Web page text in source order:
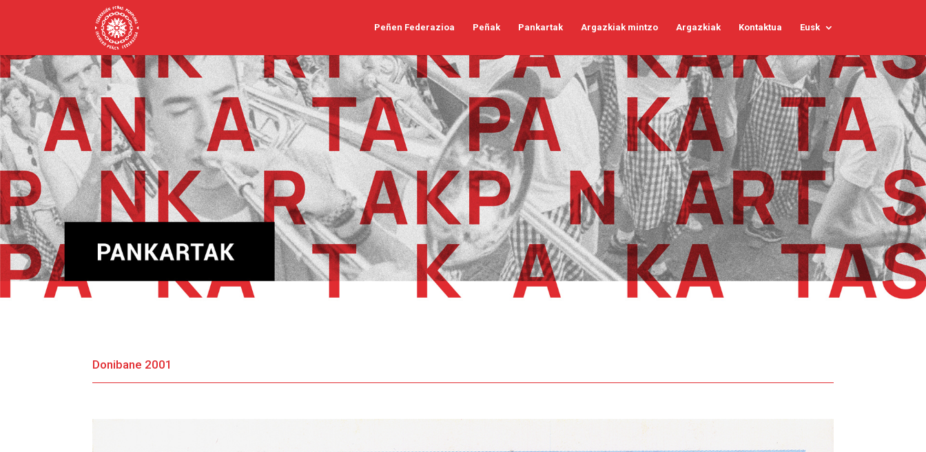
Peñen Federazioa Peñak Pankartak Argazkiak mintzo Argazkiak Kontaktua Eusk
Donibane 2001